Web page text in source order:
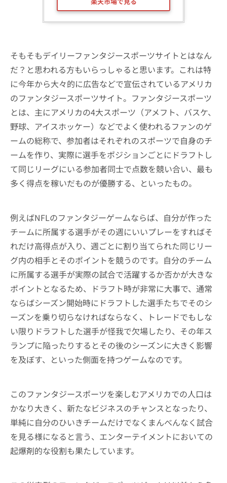
そもそもデイリーファンタジースポーツサイトとはなん
だ？と思われる方もいらっしゃると思います。これは特
に今年から大々的に広告などで宣伝されているアメリカ
のファンタジースポーツサイト。ファンタジースポーツ
とは、主にアメリカの4大スポーツ（アメフト、バスケ、
野球、アイスホッケー）などでよく使われるファンのゲ
ームの総称で、参加者はそれぞれのスポーツで自身のチ
ームを作り、実際に選手をポジションごとにドラフトし
て同じリーグにいる参加者同士で点数を競い合い、最も
多く得点を稼いだものが優勝する、といったもの。
例えばNFLのファンタジーゲームならば、自分が作った
チームに所属する選手がその週にいいプレーをすればそ
れだけ高得点が入り、週ごとに割り当てられた同じリー
グ内の相手とそのポイントを競うのです。自分のチーム
に所属する選手が実際の試合で活躍するか否かが大きな
ポイントとなるため、ドラフト時が非常に大事で、通常
ならばシーズン開始時にドラフトした選手たちでそのシ
ーズンを乗り切らなければならなく、トレードでもしな
い限りドラフトした選手が怪我で欠場したり、その年ス
ランプに陥ったりするとその後のシーズンに大きく影響
を及ぼす、といった側面を持つゲームなのです。
このファンタジースポーツを楽しむアメリカでの人口は
かなり大きく、新たなビジネスのチャンスとなったり、
単純に自分のひいきチームだけでなくまんべんなく試合
を見る様になると言う、エンターテイメントにおいての
起爆剤的な役割も果たしています。